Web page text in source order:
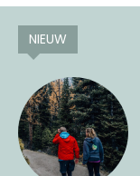
NIEUW